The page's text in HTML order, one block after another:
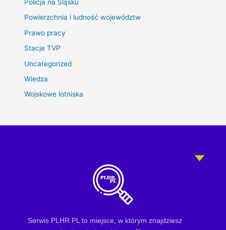
Policja na Śląśku
Powierzchnia i ludność województw
Prawo pracy
Stacje TVP
Uncategorized
Wiedza
Wojskowe lotniska
Serwis PLHR.PL to miejsce, w którym znajdziesz